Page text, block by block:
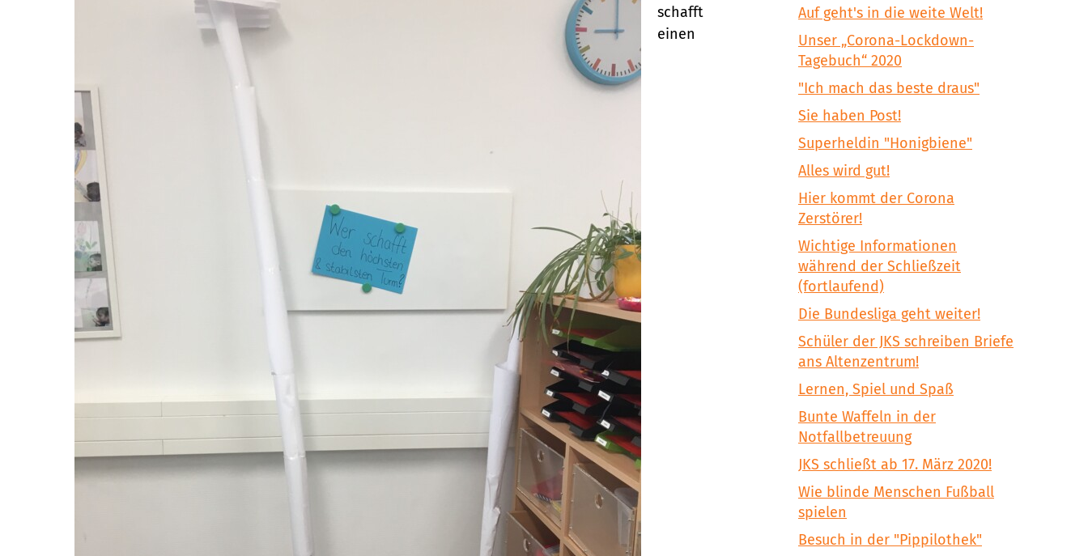
schafft
einen
Auf geht's in die weite Welt!
Unser „Corona-Lockdown-
Tagebuch“ 2020
"Ich mach das beste draus"
Sie haben Post!
Superheldin "Honigbiene"
Alles wird gut!
Hier kommt der Corona
Zerstörer!
Wichtige Informationen
während der Schließzeit
(fortlaufend)
Die Bundesliga geht weiter!
Schüler der JKS schreiben Briefe
ans Altenzentrum!
Lernen, Spiel und Spaß
Bunte Waffeln in der
Notfallbetreuung
JKS schließt ab 17. März 2020!
Wie blinde Menschen Fußball
spielen
Besuch in der "Pippilothek"